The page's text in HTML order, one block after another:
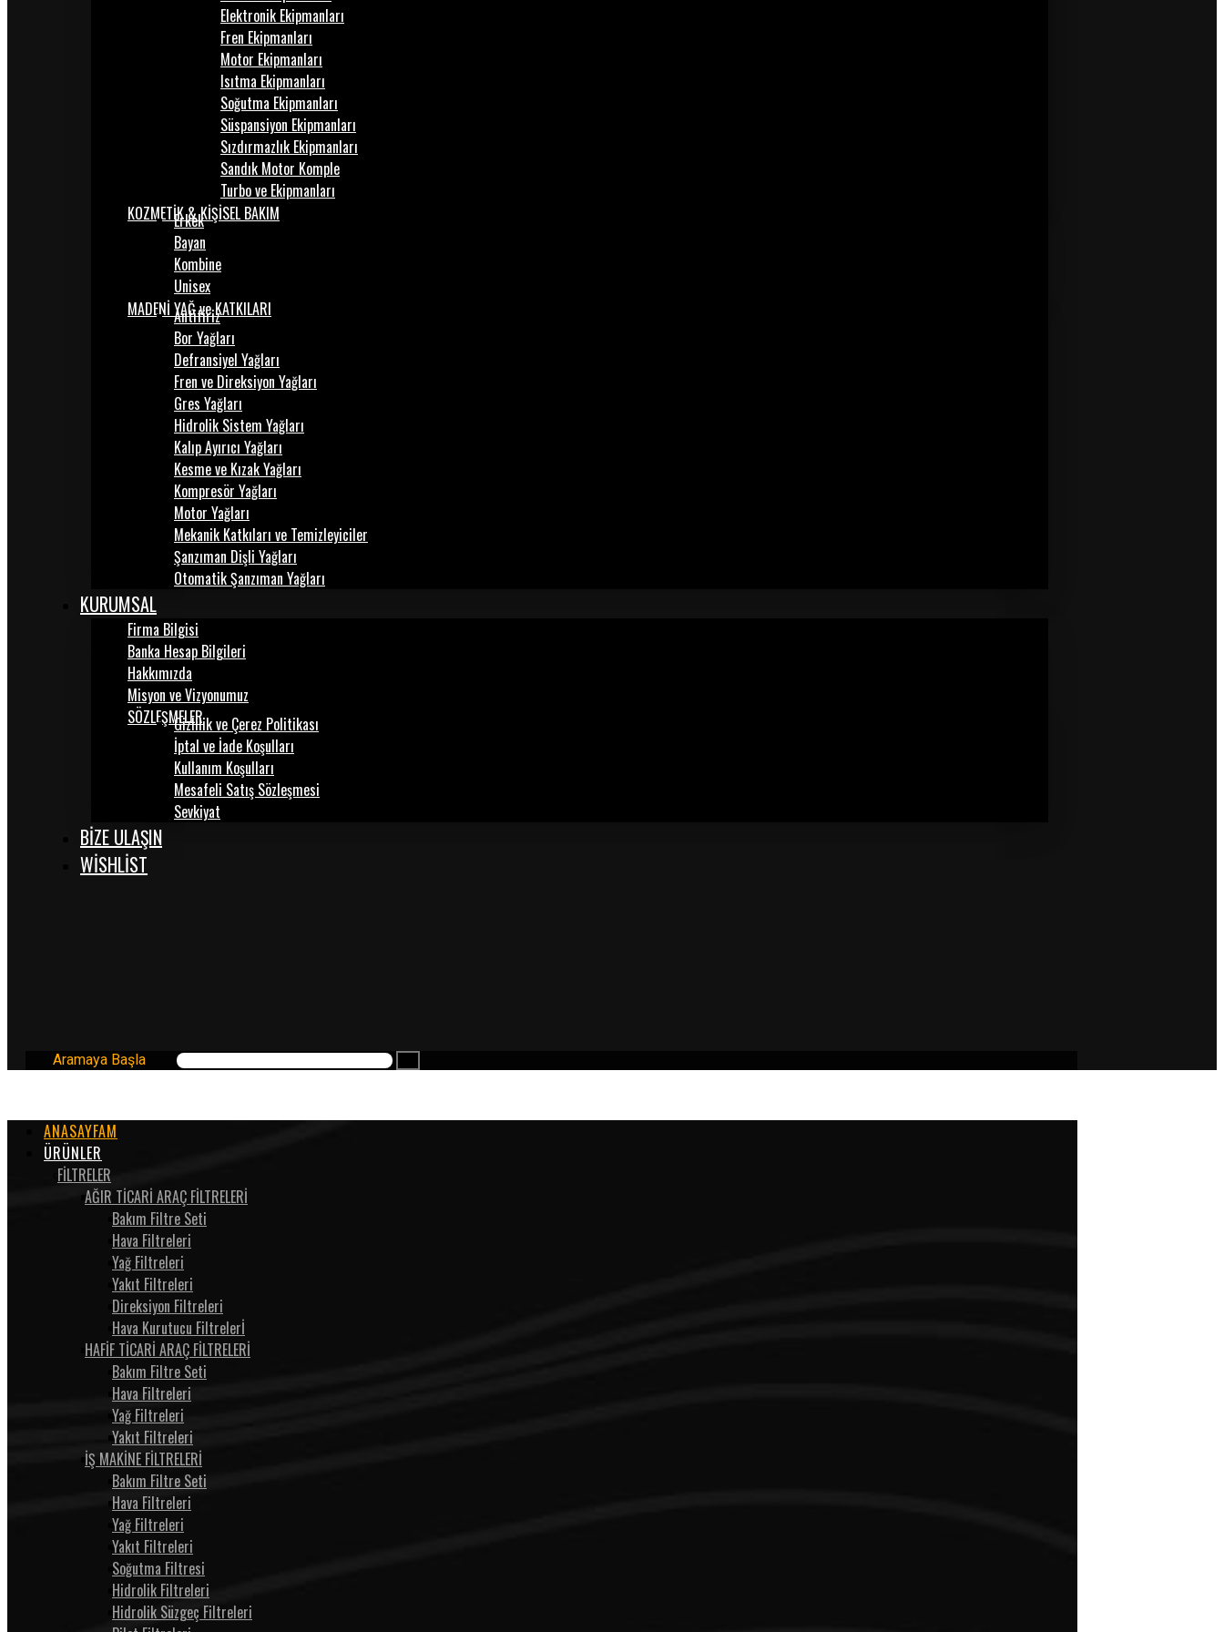
Elektronik Ekipmanları
Fren Ekipmanları
Motor Ekipmanları
Isıtma Ekipmanları
Soğutma Ekipmanları
Süspansiyon Ekipmanları
Sızdırmazlık Ekipmanları
Sandık Motor Komple
Turbo ve Ekipmanları
KOZMETİK & KİŞİSEL BAKIM
Erkek
Bayan
Kombine
Unisex
MADENİ YAĞ ve KATKILARI
Antifiriz
Bor Yağları
Defransiyel Yağları
Fren ve Direksiyon Yağları
Gres Yağları
Hidrolik Sistem Yağları
Kalıp Ayırıcı Yağları
Kesme ve Kızak Yağları
Kompresör Yağları
Motor Yağları
Mekanik Katkıları ve Temizleyiciler
Şanzıman Dişli Yağları
Otomatik Şanzıman Yağları
KURUMSAL
Firma Bilgisi
Banka Hesap Bilgileri
Hakkımızda
Misyon ve Vizyonumuz
SÖZLEŞMELERGizlilik ve Çerez Politikası
İptal ve İade Koşulları
Kullanım Koşulları
Mesafeli Satış Sözleşmesi
Sevkiyat
BİZE ULAŞIN
WISHLIST
Aramaya Başla
ANASAYFAM
ÜRÜNLER
FİLTRELER
AĞIR TİCARİ ARAÇ FİLTRELERİ
Bakım Filtre Seti
Hava Filtreleri
Yağ Filtreleri
Yakıt Filtreleri
Direksiyon Filtreleri
Hava Kurutucu Filtrelerİ
HAFİF TİCARİ ARAÇ FİLTRELERİ
Bakım Filtre Seti
Hava Filtreleri
Yağ Filtreleri
Yakıt Filtreleri
İŞ MAKİNE FİLTRELERİ
Bakım Filtre Seti
Hava Filtreleri
Yağ Filtreleri
Yakıt Filtreleri
Soğutma Filtresi
Hidrolik Filtreleri
Hidrolik Süzgeç Filtreleri